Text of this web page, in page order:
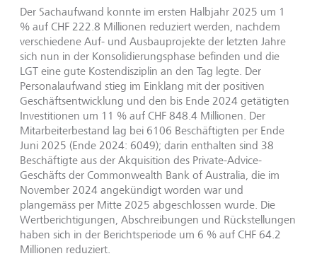
Der Sachaufwand konnte im ersten Halbjahr 2025 um 1
% auf CHF 222.8 Millionen reduziert werden, nachdem
verschiedene Auf- und Ausbauprojekte der letzten Jahre
sich nun in der Konsolidierungsphase befinden und die
LGT eine gute Kostendisziplin an den Tag legte. Der
Personalaufwand stieg im Einklang mit der positiven
Geschäftsentwicklung und den bis Ende 2024 getätigten
Investitionen um 11 % auf CHF 848.4 Millionen. Der
Mitarbeiterbestand lag bei 6106 Beschäftigten per Ende
Juni 2025 (Ende 2024: 6049); darin enthalten sind 38
Beschäftigte aus der Akquisition des Private-Advice-
Geschäfts der Commonwealth Bank of Australia, die im
November 2024 angekündigt worden war und
plangemäss per Mitte 2025 abgeschlossen wurde. Die
Wertberichtigungen, Abschreibungen und Rückstellungen
haben sich in der Berichtsperiode um 6 % auf CHF 64.2
Millionen reduziert.